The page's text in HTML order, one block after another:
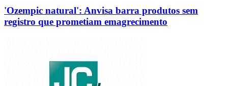
'Ozempic natural': Anvisa barra produtos sem
registro que prometiam emagrecimento